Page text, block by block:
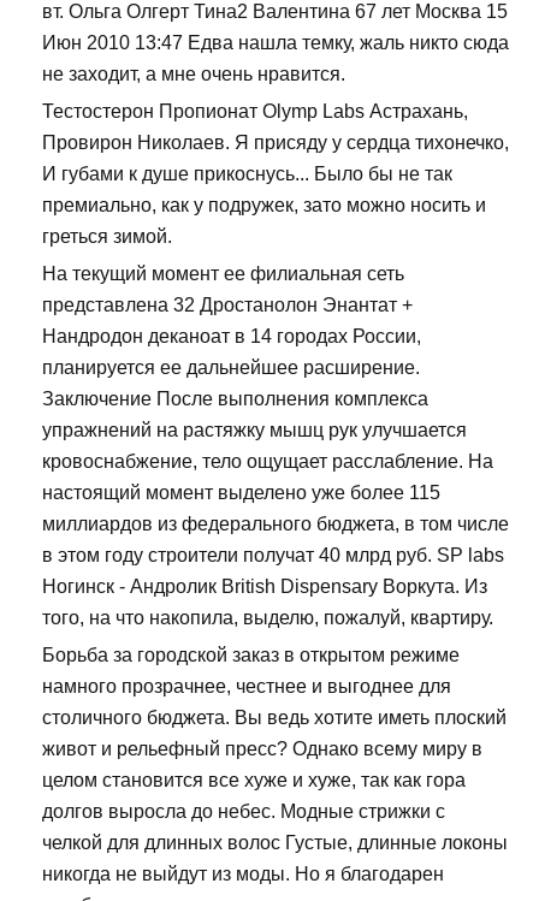
вт. Ольга Олгерт Тина2 Валентина 67 лет Москва 15
Июн 2010 13:47 Едва нашла темку, жаль никто сюда
не заходит, а мне очень нравится.
Тестостерон Пропионат Olymp Labs Астрахань,
Провирон Николаев. Я присяду у сердца тихонечко,
И губами к душе прикоснусь... Было бы не так
премиально, как у подружек, зато можно носить и
греться зимой.
На текущий момент ее филиальная сеть
представлена 32 Дростанолон Энантат +
Нандродон деканоат в 14 городах России,
планируется ее дальнейшее расширение.
Заключение После выполнения комплекса
упражнений на растяжку мышц рук улучшается
кровоснабжение, тело ощущает расслабление. На
настоящий момент выделено уже более 115
миллиардов из федерального бюджета, в том числе
в этом году строители получат 40 млрд руб. SP labs
Ногинск - Андролик British Dispensary Воркута. Из
того, на что накопила, выделю, пожалуй, квартиру.
Борьба за городской заказ в открытом режиме
намного прозрачнее, честнее и выгоднее для
столичного бюджета. Вы ведь хотите иметь плоский
живот и рельефный пресс? Однако всему миру в
целом становится все хуже и хуже, так как гора
долгов выросла до небес. Модные стрижки с
челкой для длинных волос Густые, длинные локоны
никогда не выйдут из моды. Но я благодарен